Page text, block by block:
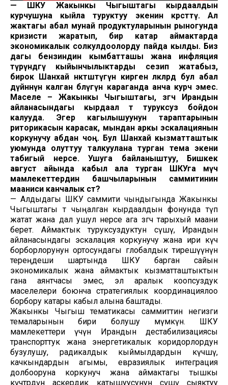
— ШКУ Жакынкы Чыгыштагы кырдаалдын
курчушуна кыйла туруктуу экенин көрсөттү. Ал
жактагы абал мунай продуктуларынын рыногунда
кризисти жаратып, бир катар аймактарда
экономикалык солкулдоолорду пайда кылды. Биз
дагы бензиндин кымбатташы жана инфляция
түрүндөгү кыйынчылыктарды сезип жатабыз,
бирок Шанхай өнөктөштүгүнө кирген өлкөлөрдө бул абал
дүйнөнүн калган бөлүгүнө караганда анча курч эмес.
Маселе
–
Жакынкы Чыгыштагы, өзгөчө Ирандын
айланасындагы кырдаал өтө туруксуз бойдон
калууда. Эгер кагылышуунун тараптарынын
риторикасын карасак, мындан аркы эскалациянын
коркунучу абдан чоң. Бул Шанхай кызматташтык
уюмунда олуттуу талкуулана турган тема экени
табигый нерсе. Ушуга байланыштуу, Бишкек
август айында кабыл ала турган ШКУга мүчө
мамлекеттердин башчыларынын саммитинин
мааниси канчалык өсөт?
— Алдыдагы ШКУ саммити чындыгында Жакынкы
Чыгыштагы өтө чыңалган кырдаалдын фонунда өтүп
жатат жана дал ушул нерсе ага өзгөчө тарыхый маани
берет. Аймактык туруксуздуктун өсүшү, Ирандын
айланасындагы эскалация коркунучу жана ири күч
борборлорунун ортосундагы глобалдык тирешүүнүн
тереңдеши шартында ШКУ барган сайын
экономикалык жана аймактык кызматташтыктын
гана аянтчасы эмес, эл аралык коопсуздук
маселелери боюнча стратегиялык координациялоо
борбору катары кабыл алына баштады.
Жакынкы Чыгыш тематикасы саммиттин негизги
темаларынын бири болушу мүмкүн. ШКУ
мамлекеттери үчүн Ирандын дестабилизациясы
транспорттук жана энергетикалык коридорлордун
бузулушу, радикалдык кыймылдардын күчөшү,
качкындардын агымы, евразиялык интеграция
долбооруна коркунуч жана аймактагы тышкы
күчтөрдүн аскердик катышуусунун өсүшү сыяктуу